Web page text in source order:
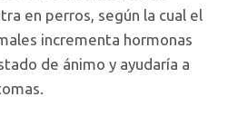
en perros, según la cual el
incrementa hormonas
de ánimo y ayudaría a